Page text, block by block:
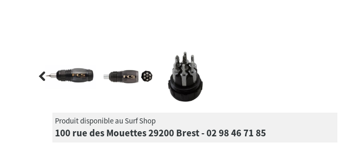
Produit disponible au Surf Shop
100 rue des Mouettes 29200 Brest - 02 98 46 71 85